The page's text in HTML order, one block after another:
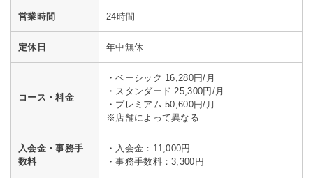
営業時間 24時間
定休日 年中無休
コース・料金
・ベーシック 16,280円/月
・スタンダード 25,300円/月
・プレミアム 50,600円/月
※店舗によって異なる
入会金・事務手
数料
・入会金：11,000円
・事務手数料：3,300円